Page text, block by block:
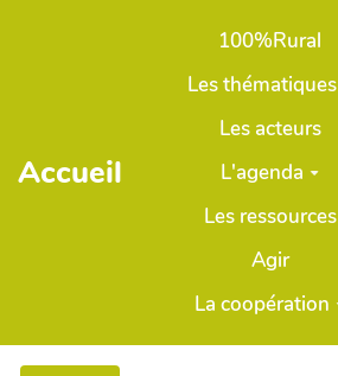
Aller au contenu principal
Accueil
100%Rural
Les thématiques
Les acteurs
L'agenda
Les ressources
Agir
La coopération